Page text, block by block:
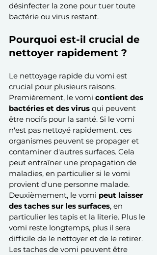
désinfecter la zone pour tuer toute
bactérie ou virus restant.
Pourquoi est-il crucial de
nettoyer rapidement ?
Le nettoyage rapide du vomi est
crucial pour plusieurs raisons.
Premièrement, le vomi contient des
bactéries et des virus qui peuvent
être nocifs pour la santé. Si le vomi
n'est pas nettoyé rapidement, ces
organismes peuvent se propager et
contaminer d'autres surfaces. Cela
peut entraîner une propagation de
maladies, en particulier si le vomi
provient d'une personne malade.
Deuxièmement, le vomi peut laisser
des taches sur les surfaces, en
particulier les tapis et la literie. Plus le
vomi reste longtemps, plus il sera
difficile de le nettoyer et de le retirer.
Les taches de vomi peuvent être